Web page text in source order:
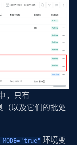
，只有
（以及它们的批处
环境变